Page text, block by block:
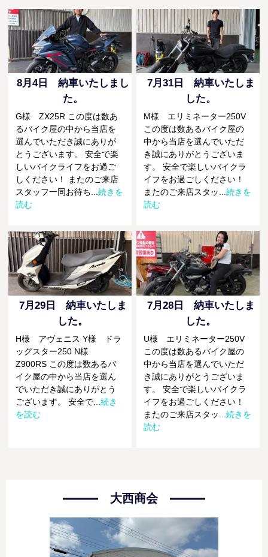
8月4日 納車いたしまし
た。
G様 ZX25R この度は数あ
るバイク屋の中から当店を
選んでいただき誠にありが
とうございます。 安全で楽
しいバイクライフをお過ご
しください！ またのご来店
スタッフ一同お待ち...続きを
読む
7月31日 納車いたしま
した。
M様 エリミネーター250V
この度は数あるバイク屋の
中から当店を選んでいただ
き誠にありがとうございま
す。 安全で楽しいバイクラ
イフをお過ごしください！
またのご来店スタッ ...続きを
読む
7月29日 納車いたしま
した。
H様 アヴェニス Y様 ドラ
ッグスター250 N様
Z900RS この度は数あるバ
イク屋の中から当店を選ん
でいただき誠にありがとう
ございます。 安全で ...続き
を読む
7月28日 納車いたしま
した。
U様 エリミネーター250V
この度は数あるバイク屋の
中から当店を選んでいただ
き誠にありがとうございま
す。 安全で楽しいバイクラ
イフをお過ごしください！
またのご来店スタッ
...続きを
読む
大西商会